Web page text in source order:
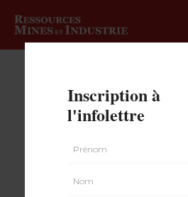
Inscription à
l'infolettre